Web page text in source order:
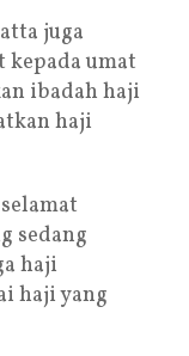
juga
kepada umat
ibadah haji
haji
sedang
haji
haji yang